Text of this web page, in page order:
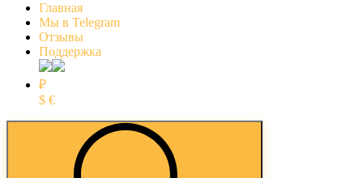
Главная
Мы в Telegram
Отзывы
Поддержка
₽
$ €